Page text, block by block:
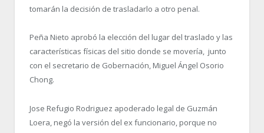
tomarán la decisión de trasladarlo a otro penal.
Peña Nieto aprobó la elección del lugar del traslado y las
características físicas del sitio donde se movería, junto
con el secretario de Gobernación, Miguel Ángel Osorio
Chong.
Jose Refugio Rodriguez apoderado legal de Guzmán
Loera, negó la versión del ex funcionario, porque no